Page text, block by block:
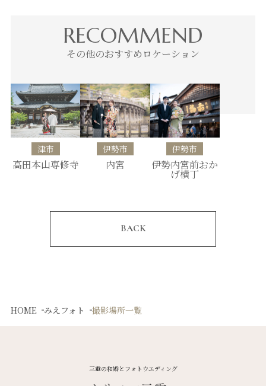
RECOMMEND
その他のおすすめロケーション
津市
高田本山専修寺
伊勢市
内宮
伊勢市
伊勢内宮前おか
げ横丁
BACK
HOME みえフォト 撮影場所一覧
三重の和婚とフォトウエディング